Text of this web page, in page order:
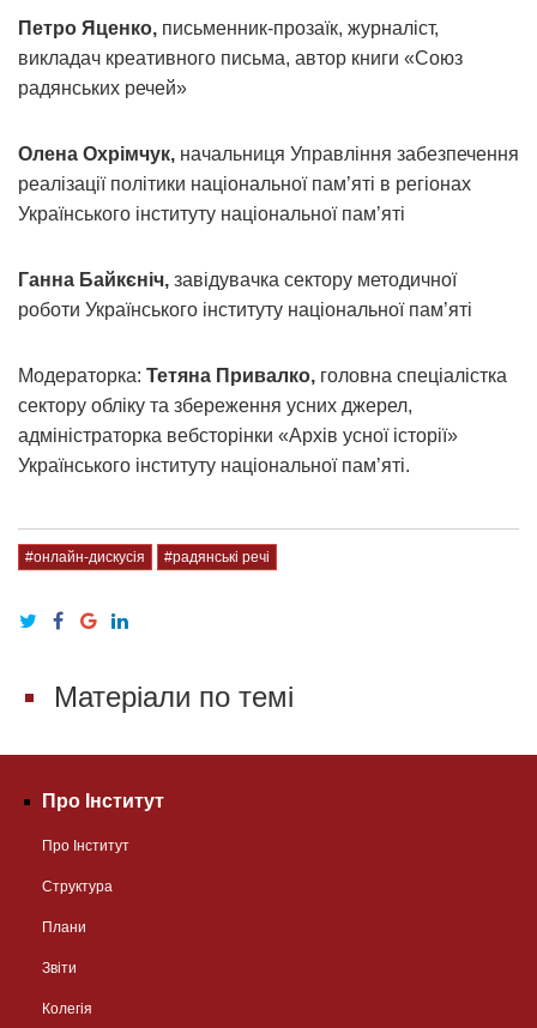
Петро Яценко, письменник-прозаїк, журналіст,
викладач креативного письма, автор книги «Союз
радянських речей»
Олена Охрімчук, начальниця Управління забезпечення
реалізації політики національної пам’яті в регіонах
Українського інституту національної пам’яті
Ганна Байкєніч, завідувачка сектору методичної
роботи Українського інституту національної пам’яті
Модераторка: Тетяна Привалко, головна спеціалістка
сектору обліку та збереження усних джерел,
адміністраторка вебсторінки «Архів усної історії»
Українського інституту національної пам’яті.
#онлайн-дискусія #радянські речі
Матеріали по темі
Про Інститут
Про Інститут
Структура
Плани
Звіти
Колегія